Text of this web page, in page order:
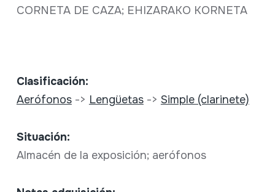
CORNETA DE CAZA; EHIZARAKO KORNETA
Clasificación:
Aerófonos-> Lengüetas-> Simple (clarinete)
Situación:
Almacén de la exposición; aerófonos